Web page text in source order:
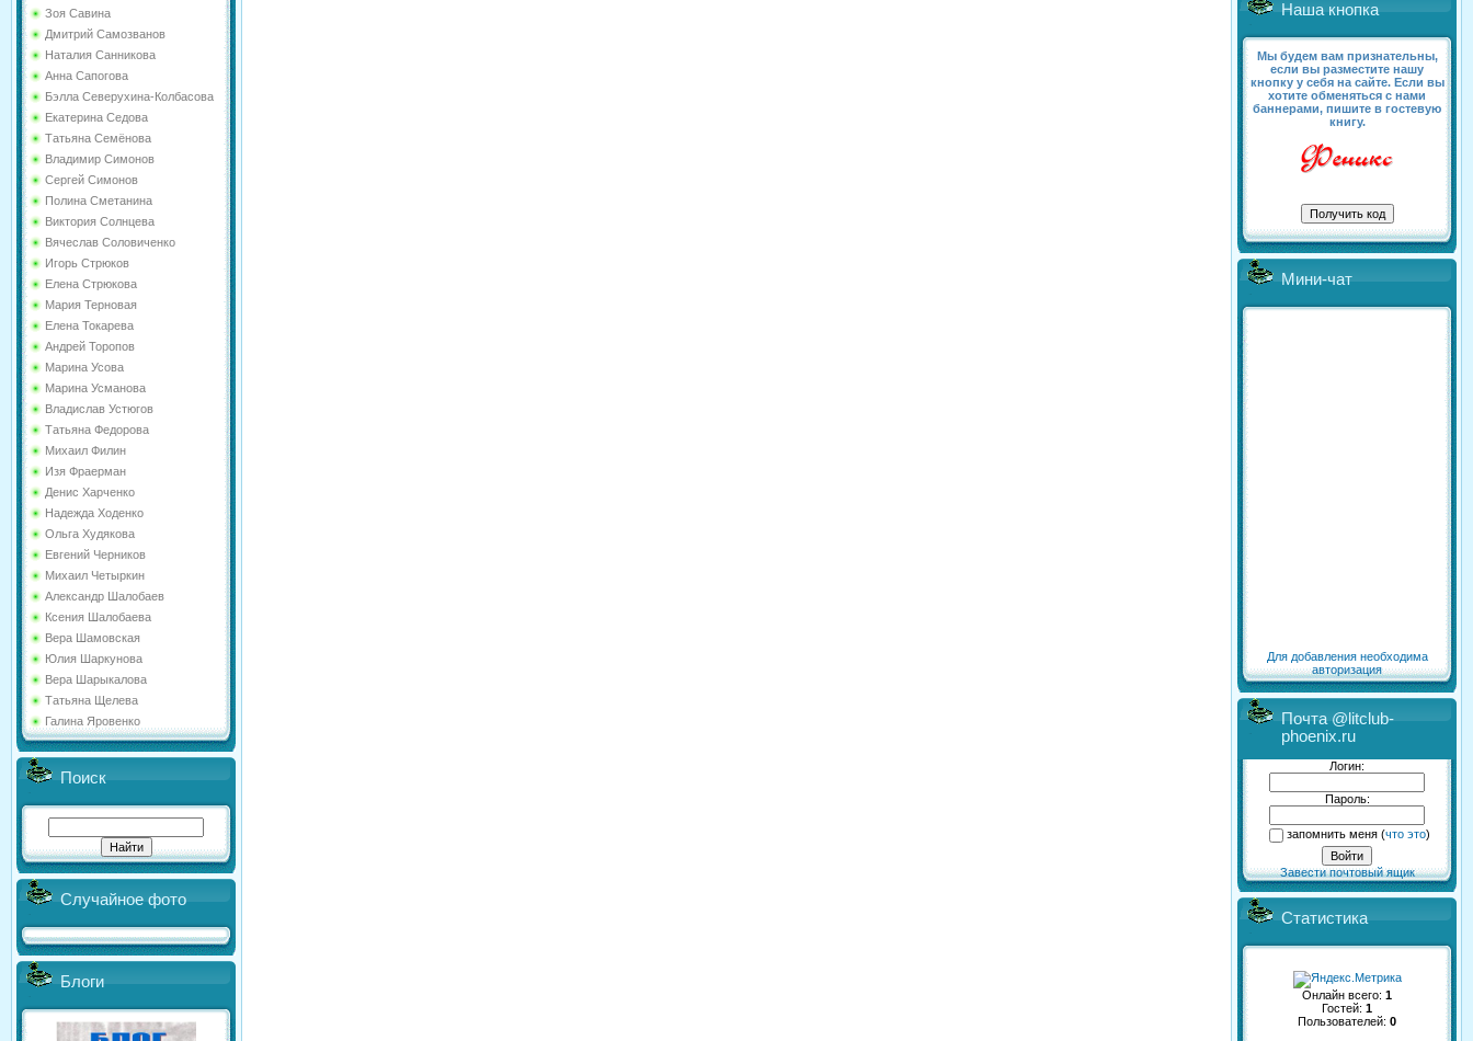
Зоя Савина
Дмитрий Самозванов
Наталия Санникова
Анна Сапогова
Бэлла Северухина-Колбасова
Екатерина Седова
Татьяна Семёнова
Владимир Симонов
Сергей Симонов
Полина Сметанина
Виктория Солнцева
Вячеслав Соловиченко
Игорь Стрюков
Елена Стрюкова
Мария Терновая
Елена Токарева
Андрей Торопов
Марина Усова
Марина Усманова
Владислав Устюгов
Татьяна Федорова
Михаил Филин
Изя Фраерман
Денис Харченко
Надежда Ходенко
Ольга Худякова
Евгений Черников
Михаил Четыркин
Александр Шалобаев
Ксения Шалобаева
Вера Шамовская
Юлия Шаркунова
Вера Шарыкалова
Татьяна Щелева
Галина Яровенко
Поиск
Случайное фото
Блоги
Наша кнопка
Мы будем вам признательны,
если вы разместите нашу
кнопку у себя на сайте. Если вы
хотите обменяться с нами
баннерами, пишите в гостевую
книгу.
Мини-чат
Для добавления необходима
авторизация
Почта @litclub-
phoenix.ru
Логин:
Пароль:
запомнить меня(что это)
Завести почтовый ящик
Статистика
Онлайн всего: 1
Гостей: 1
Пользователей: 0